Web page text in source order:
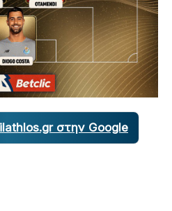
στην Google